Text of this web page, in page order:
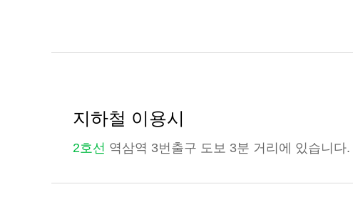
지하철 이용시
2호선 역삼역 3번출구 도보 3분 거리에 있습니다.